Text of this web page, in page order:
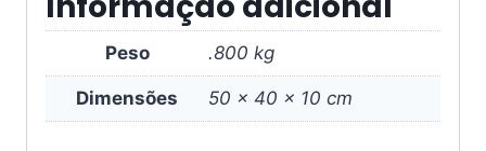
Peso .800 kg
Dimensões 50 × 40 × 10 cm